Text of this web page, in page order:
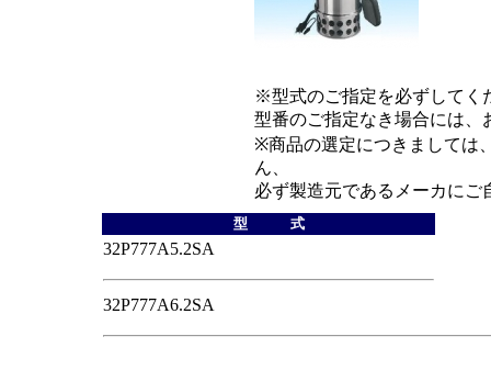
※型式のご指定を必ずしてく
型番のご指定なき場合には、
※商品の選定につきましては
ん、
必ず製造元であるメーカにご
型 式
32P777A5.2SA
32P777A6.2SA